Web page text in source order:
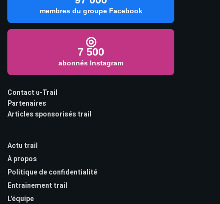
membres du groupe Facebook
◎
7 500
abonnés Instagram
Contact u-Trail
Partenaires
Articles sponsorisés trail
Actu trail
À propos
Politique de confidentialité
Entrainement trail
L'équipe